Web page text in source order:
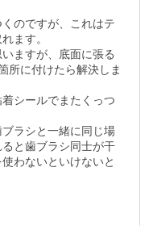
のですが、これはテ
ます。
ますが、底面に張る
所に付けたら解決しま
シールでまたくっつ
ラシと一緒に同じ場
と歯ブラシ同士が干
わないといけないと